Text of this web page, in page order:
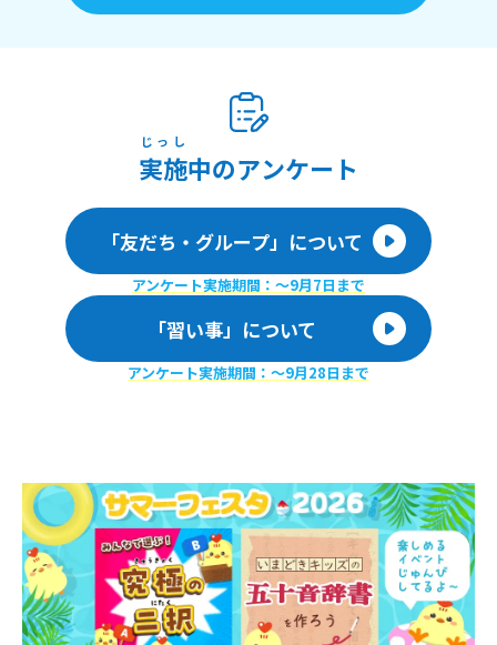
実施
じっし
中のアンケート
「友だち・グループ」について
アンケート実施期間：〜9月7日まで
「習い事」について
アンケート実施期間：〜9月28日まで